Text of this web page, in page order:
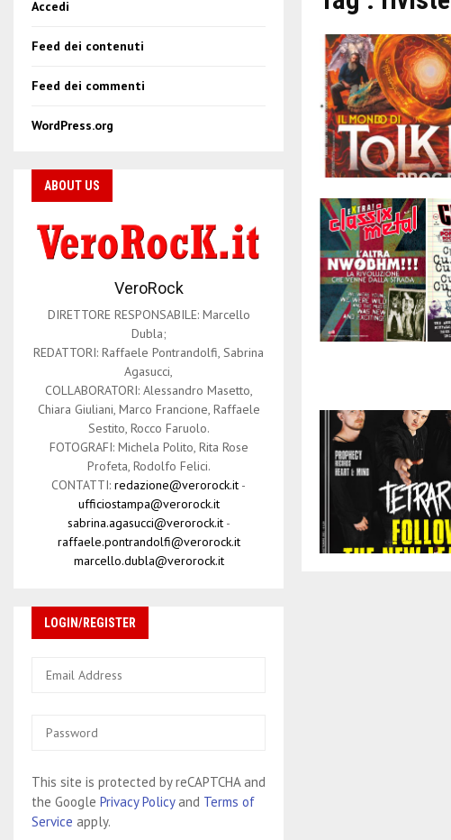
Accedi
Feed dei contenuti
Feed dei commenti
WordPress.org
ABOUT US
VeroRock
DIRETTORE RESPONSABILE: Marcello
Dubla;
REDATTORI: Raffaele Pontrandolfi, Sabrina
Agasucci,
COLLABORATORI: Alessandro Masetto,
Chiara Giuliani, Marco Francione, Raffaele
Sestito, Rocco Faruolo.
FOTOGRAFI: Michela Polito, Rita Rose
Profeta, Rodolfo Felici.
CONTATTI: redazione@verorock.it -
ufficiostampa@verorock.it
sabrina.agasucci@verorock.it-
raffaele.pontrandolfi@verorock.it
marcello.dubla@verorock.it
LOGIN/REGISTER
This site is protected by reCAPTCHA and
the Google Privacy Policyand Terms of
Service apply.